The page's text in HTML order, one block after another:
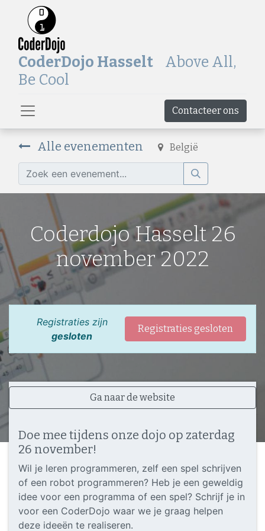
CoderDojo Hasselt Above All,
Be Cool
Contacteer ons
Alle evenementen België
Coderdojo Hasselt 26
november 2022
Registraties zijn
gesloten
Registraties gesloten
Ga naar de website
Doe mee tijdens onze dojo op zaterdag
26 november!
Wil je leren programmeren, zelf een spel schrijven
of een robot programmeren? Heb je een geweldig
idee voor een programma of een spel? Schrijf je in
voor een CoderDojo waar we je graag helpen
deze ideeën te realiseren.